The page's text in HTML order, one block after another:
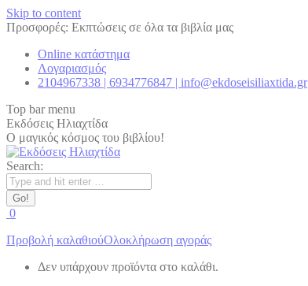
Skip to content
Προσφορές: Εκπτώσεις σε όλα τα βιβλία μας
Online κατάστημα
Λογαριασμός
2104967338 | 6934776847 | info@ekdoseisiliaxtida.gr
Top bar menu
Εκδόσεις Ηλιαχτίδα
Ο μαγικός κόσμος του βιβλίου!
Search:
0
Προβολή καλαθιούΟλοκλήρωση αγοράς
Δεν υπάρχουν προϊόντα στο καλάθι.